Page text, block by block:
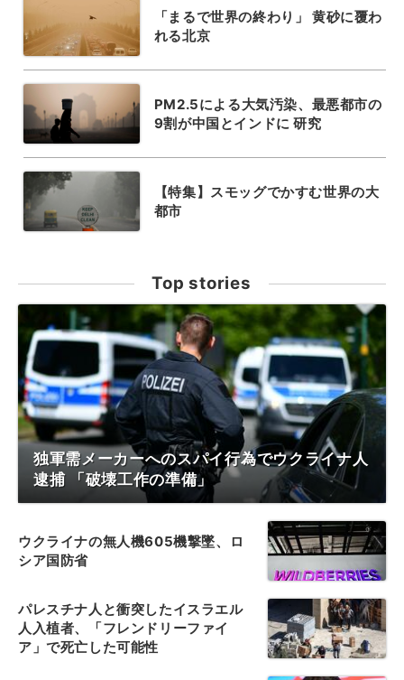
「まるで世界の終わり」 黄砂に覆わ
れる北京
PM2.5による大気汚染、最悪都市の
9割が中国とインドに 研究
【特集】スモッグでかすむ世界の大
都市
Top stories
独軍需メーカーへのスパイ行為でウクライナ人
逮捕 「破壊工作の準備」
ウクライナの無人機605機撃墜、ロ
シア国防省
パレスチナ人と衝突したイスラエル
人入植者、「フレンドリーファイ
ア」で死亡した可能性